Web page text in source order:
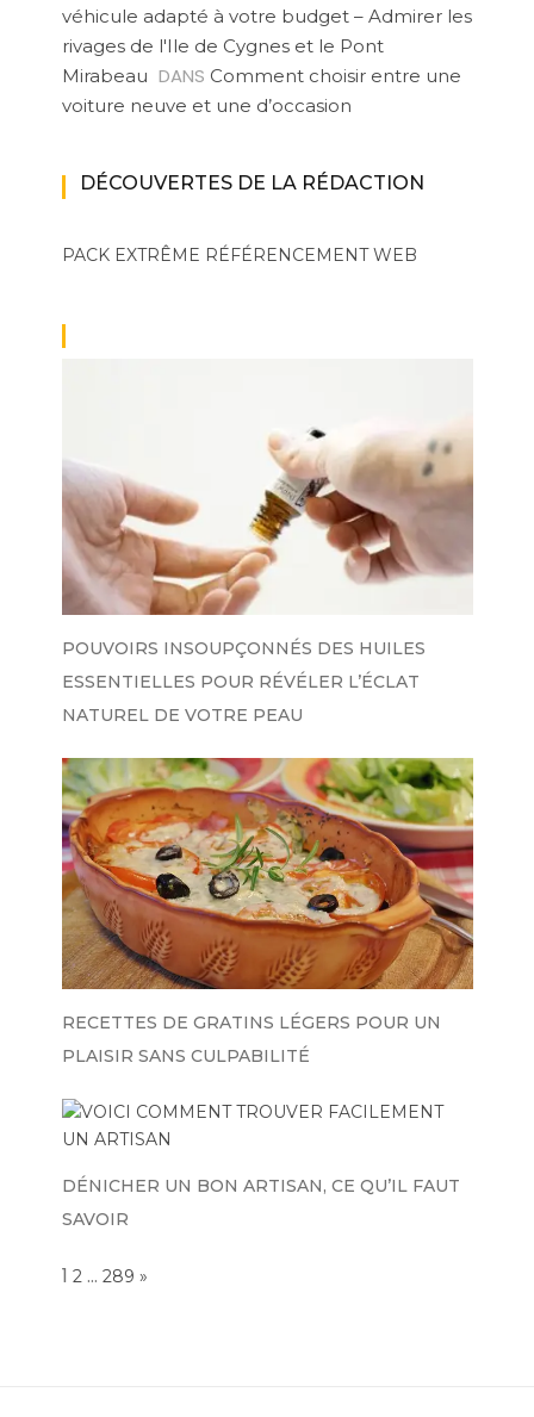
véhicule adapté à votre budget – Admirer les
rivages de l'Ile de Cygnes et le Pont
Mirabeau DANS Comment choisir entre une
voiture neuve et une d’occasion
DÉCOUVERTES DE LA RÉDACTION
PACK EXTRÊME RÉFÉRENCEMENT WEB
POUVOIRS INSOUPÇONNÉS DES HUILES
ESSENTIELLES POUR RÉVÉLER L’ÉCLAT
NATUREL DE VOTRE PEAU
RECETTES DE GRATINS LÉGERS POUR UN
PLAISIR SANS CULPABILITÉ
DÉNICHER UN BON ARTISAN, CE QU’IL FAUT
SAVOIR
Page:
1 2 … 289 NEXT
»